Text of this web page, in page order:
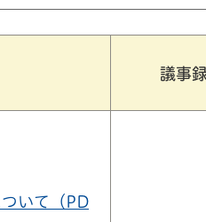
議事
いて（PD